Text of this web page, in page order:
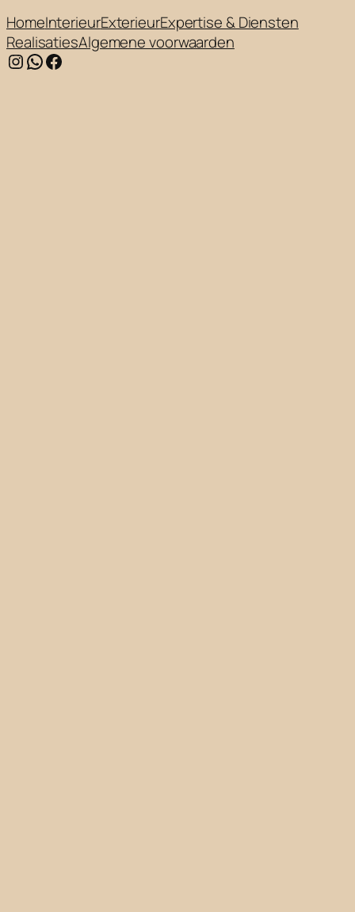
HomeInterieurExterieurExpertise & Diensten
RealisatiesAlgemene voorwaarden
Instagram WhatsApp Facebook